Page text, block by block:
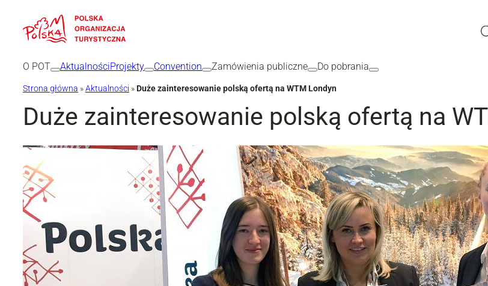
O POT AktualnościProjekty Convention Zamówienia publiczne Do pobrania
Strona główna »Aktualności »Duże zainteresowanie polską ofertą na WTM Londyn
Duże zainteresowanie polską ofertą na